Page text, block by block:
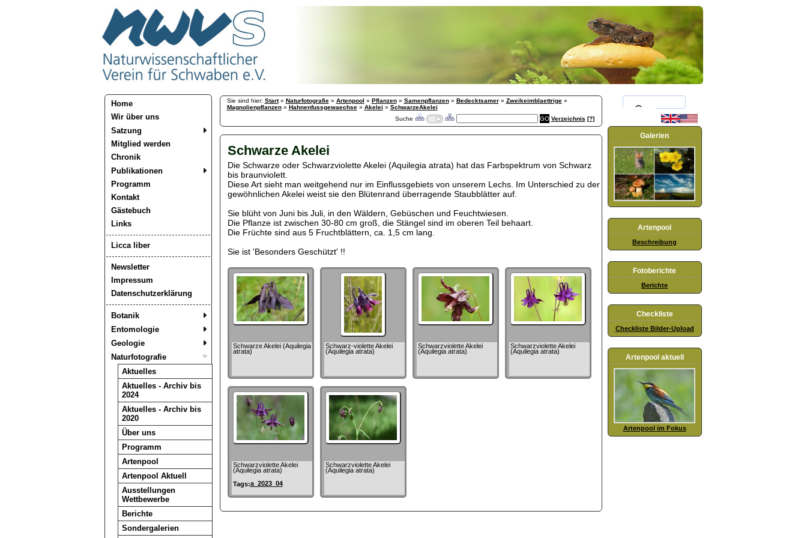
Home
Wir über uns
Satzung
Mitglied werden
Chronik
Publikationen
Programm
Kontakt
Gästebuch
Links
Licca liber
Newsletter
Impressum
Datenschutzerklärung
Botanik
Entomologie
Geologie
Naturfotografie
Aktuelles
Aktuelles - Archiv bis
2024
Aktuelles - Archiv bis
2020
Über uns
Programm
Artenpool
Artenpool Aktuell
Ausstellungen
Wettbewerbe
Berichte
Sondergalerien
Sie sind hier: Start» Naturfotografie» Artenpool » Pflanzen» Samenpflanzen» Bedecktsamer» Zweikeimblaettrige»
Magnolienpflanzen» Hahnenfussgewaechse» Akelei » SchwarzeAkelei
Suche
Verzeichnis [?]
Schwarze Akelei
Die Schwarze oder Schwarzviolette Akelei (Aquilegia atrata) hat das Farbspektrum von Schwarz
bis braunviolett.
Diese Art sieht man weitgehend nur im Einflussgebiets von unserem Lechs. Im Unterschied zu der
gewöhnlichen Akelei weist sie den Blütenrand überragende Staubblätter auf.
Sie blüht von Juni bis Juli, in den Wäldern, Gebüschen und Feuchtwiesen.
Die Pflanze ist zwischen 30-80 cm groß, die Stängel sind im oberen Teil behaart.
Die Früchte sind aus 5 Fruchtblättern, ca. 1,5 cm lang.
Sie ist 'Besonders Geschützt' !!
Schwarze Akelei (Aquilegia
atrata)
Schwarz-violette Akelei
(Aquilegia atrata)
Schwarzviolette Akelei
(Aquilegia atrata)
Schwarzviolette Akelei
(Aquilegia atrata)
Schwarzviolette Akelei
(Aquilegia atrata)
Tags:a_2023_04
Schwarzviolette Akelei
(Aquilegia atrata)
Galerien
Artenpool
Beschreibung
Fotoberichte
Berichte
Checkliste
Checkliste Bilder-Upload
Artenpool aktuell
Artenpool im Fokus